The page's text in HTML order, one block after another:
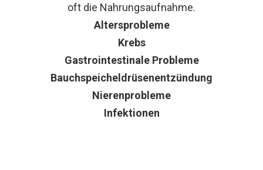
oft die Nahrungsaufnahme.
Altersprobleme
Krebs
Gastrointestinale Probleme
Bauchspeicheldrüsenentzündung
Nierenprobleme
Infektionen